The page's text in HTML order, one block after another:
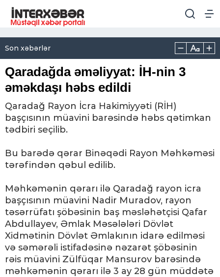
Son xəbərlər
Qaradağda əməliyyat: İH-nin 3
əməkdaşı həbs edildi
Qaradağ Rayon İcra Hakimiyyəti (RİH)
başçısının müavini barəsində həbs qətimkan
tədbiri seçilib.
Bu barədə qərar Binəqədi Rayon Məhkəməsi
tərəfindən qəbul edilib.
Məhkəmənin qərarı ilə Qaradağ rayon icra
başçısının müavini Nadir Muradov, rayon
təsərrüfatı şöbəsinin baş məsləhətçisi Qafar
Abdullayev, Əmlak Məsələləri Dövlət
Xidmətinin Dövlət Əmlakının idarə edilməsi
və səmərəli istifadəsinə nəzarət şöbəsinin
rəis müavini Zülfüqar Mansurov barəsində
məhkəmənin qərarı ilə 3 ay 28 gün müddətə